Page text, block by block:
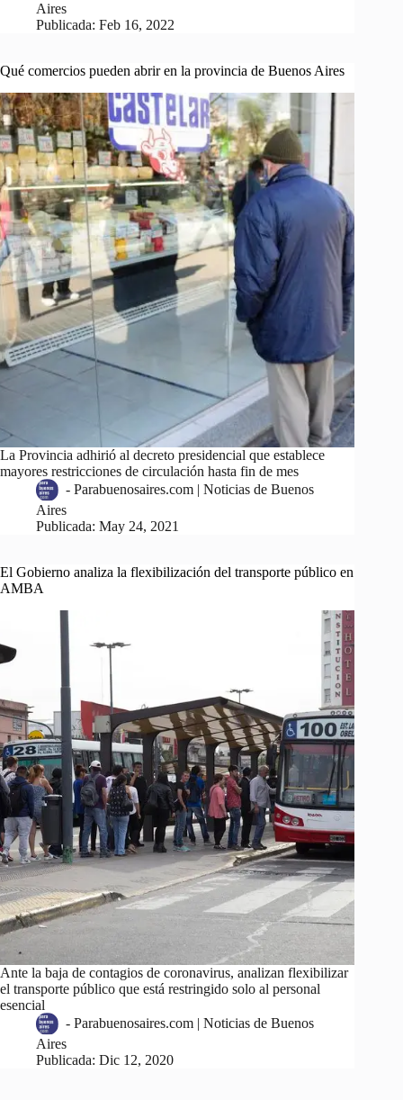
Aires
Publicada: Feb 16, 2022
Qué comercios pueden abrir en la provincia de Buenos Aires
La Provincia adhirió al decreto presidencial que establece
mayores restricciones de circulación hasta fin de mes
- Parabuenosaires.com | Noticias de Buenos
Aires
Publicada: May 24, 2021
El Gobierno analiza la flexibilización del transporte público en
AMBA
Ante la baja de contagios de coronavirus, analizan flexibilizar
el transporte público que está restringido solo al personal
esencial
- Parabuenosaires.com | Noticias de Buenos
Aires
Publicada: Dic 12, 2020